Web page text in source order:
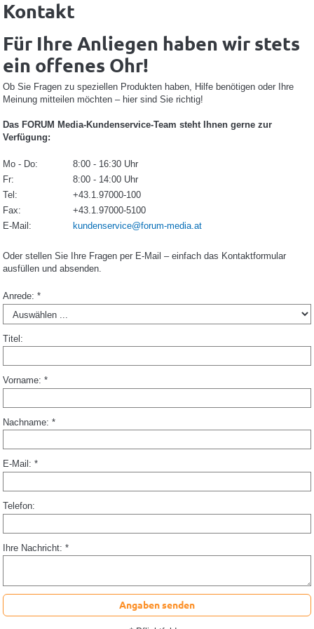
Kontakt
Für Ihre Anliegen haben wir stets
ein offenes Ohr!
Ob Sie Fragen zu speziellen Produkten haben, Hilfe benötigen oder Ihre
Meinung mitteilen möchten – hier sind Sie richtig!
Das FORUM Media-Kundenservice-Team steht Ihnen gerne zur
Verfügung:
Mo - Do:
8:00 - 16:30 Uhr
Fr:
8:00 - 14:00 Uhr
Tel:
+43.1.97000-100
Fax:
+43.1.97000-5100
E-Mail:
kundenservice@forum-media.at
Oder stellen Sie Ihre Fragen per E-Mail – einfach das Kontaktformular
ausfüllen und absenden.
Anrede: *
Titel:
Vorname: *
Nachname: *
E-Mail: *
Telefon:
Ihre Nachricht: *
Angaben senden